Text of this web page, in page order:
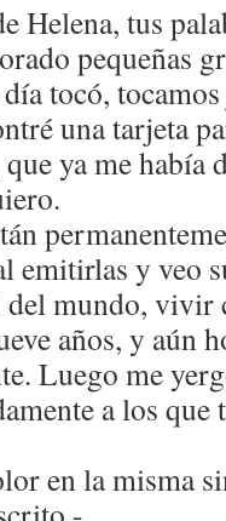
Helena, tus
pequeñas
tocó,
una tarjeta
ya me había
emitirlas y veo
mundo, vivir
años, y aún
Luego me
a los que
en la misma